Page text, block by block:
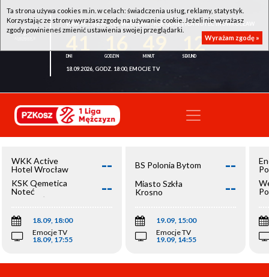
WKK ACTIVE HOTEL WROCŁAW - KSK QEMETICA NOTEĆ INOWROCŁAW
12
18.09.2026, GODZ. 18:00, EMOCJE TV
WKK Active
Hotel Wrocław
--
KSK Qemetica
Noteć
Inowrocław
--
18.09, 18:00
Emocje TV
18.09, 17:55
BS Polonia Bytom --
Miasto Szkła
Krosno
--
19.09, 15:00
Emocje TV
19.09, 14:55
Ta strona używa cookies m.in. w celach: świadczenia usług, reklamy, statystyk.
Korzystając ze strony wyrażasz zgodę na używanie cookie. Jeżeli nie wyrażasz
zgody powinieneś zmienić ustawienia swojej przeglądarki.
Wyrażam zgodę »